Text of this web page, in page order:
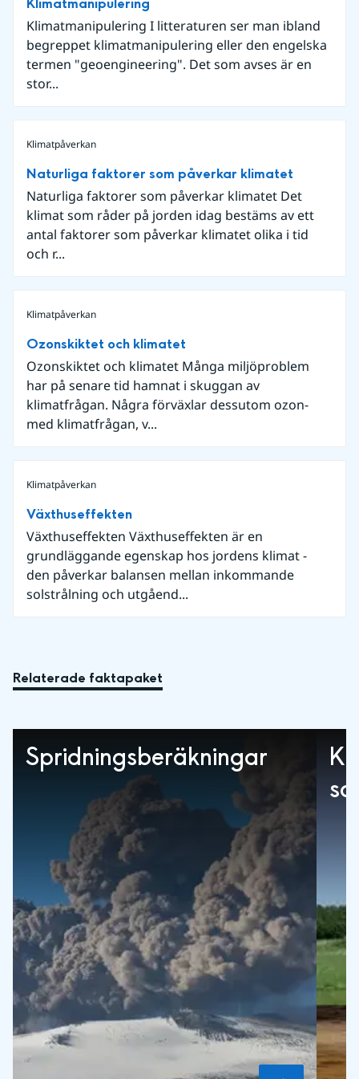
Klimatmanipulering I litteraturen ser man ibland
begreppet klimatmanipulering eller den engelska
termen "geoengineering". Det som avses är en
stor...
Klimatpåverkan
Naturliga faktorer som påverkar klimatet
Naturliga faktorer som påverkar klimatet Det
klimat som råder på jorden idag bestäms av ett
antal faktorer som påverkar klimatet olika i tid
och r...
Klimatpåverkan
Ozonskiktet och klimatet
Ozonskiktet och klimatet Många miljöproblem
har på senare tid hamnat i skuggan av
klimatfrågan. Några förväxlar dessutom ozon-
med klimatfrågan, v...
Klimatpåverkan
Växthuseffekten
Växthuseffekten Växthuseffekten är en
grundläggande egenskap hos jordens klimat -
den påverkar balansen mellan inkommande
solstrålning och utgåend...
Relaterade faktapaket
Spridningsberäkningar